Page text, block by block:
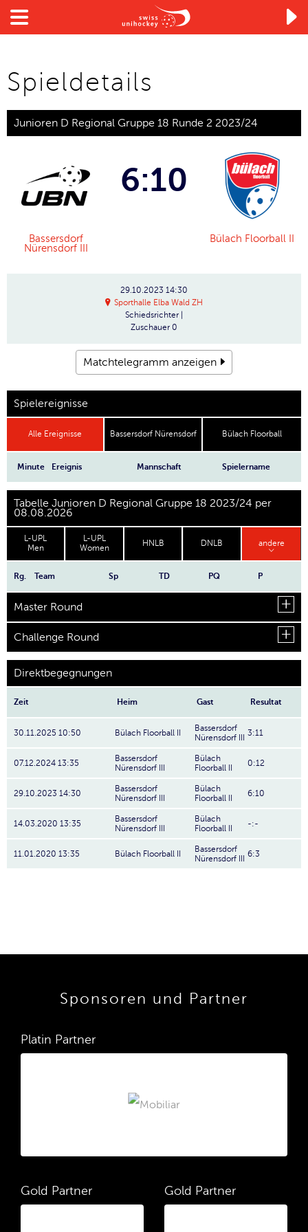

Spieldetails
Junioren D Regional Gruppe 18 Runde 2 2023/24
Bassersdorf
Nürensdorf III
6:10
Bülach Floorball II
29.10.2023 14:30
Sporthalle Elba Wald ZH
Schiedsrichter
Zuschauer 0
Matchtelegramm anzeigen
Spielereignisse
Alle Ereignisse Bassersdorf Nürensdorf Bülach Floorball
Minute Ereignis Mannschaft Spielername
Tabelle Junioren D Regional Gruppe 18 2023/24 per
08.08.2026
L-UPL
Men
L-UPL
Women
HNLB DNLB andere
Rg. Team Sp TD PQ P
Master Round
Challenge Round
Direktbegegnungen
Zeit Heim Gast Resultat
30.11.2025 10:50 Bülach Floorball II
Bassersdorf
Nürensdorf III
3:11
07.12.2024 13:35
Bassersdorf
Nürensdorf III
Bülach
Floorball II
0:12
29.10.2023 14:30
Bassersdorf
Nürensdorf III
Bülach
Floorball II
6:10
14.03.2020 13:35
Bassersdorf
Nürensdorf III
Bülach
Floorball II
-:-
11.01.2020 13:35 Bülach Floorball II
Bassersdorf
Nürensdorf III
6:3
Sponsoren und Partner
Platin Partner
Gold Partner Gold Partner